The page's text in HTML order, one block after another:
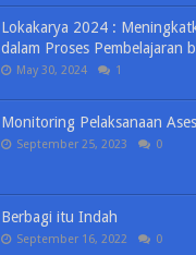
Lokakarya 2024 :
dalam Proses Pembelajaran
May 30, 2024 1
Monitoring Pelaksanaan
September 25, 2023 0
Berbagi itu Indah
September 16, 2022 0